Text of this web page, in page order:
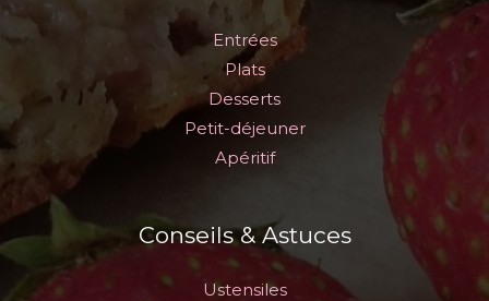
Entrées
Plats
Desserts
Petit-déjeuner
Apéritif
Conseils & Astuces
Ustensiles